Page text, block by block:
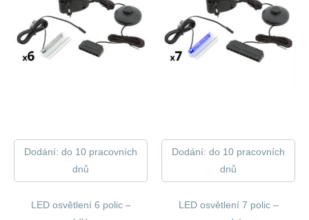
Dodání: do 10 pracovních
dnů
LED osvětlení 6 polic –
Dodání: do 10 pracovních
dnů
LED osvětlení 7 polic –